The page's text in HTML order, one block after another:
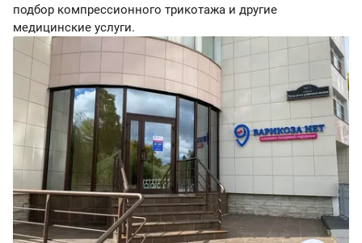
подбор компрессионного трикотажа и другие
медицинские услуги.